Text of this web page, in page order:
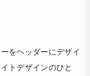
をヘッダーにデザイ
トデザインのひと